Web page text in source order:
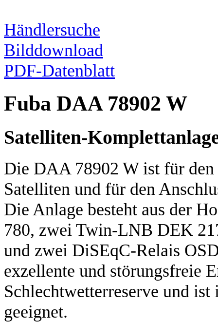
Händlersuche
Bilddownload
PDF-Datenblatt
Fuba DAA 78902 W
Satelliten-
Die DAA 78902 W ist für
Satelliten und für den
Die Anlage besteht aus der
780, zwei Twin-LNB DEK
und zwei DiSEqC-Relais
exzellente und störungsfreie
Schlechtwetterreserve und
geeignet.